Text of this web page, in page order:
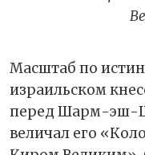
Масштаб по
израильском
перед Шарм-эш-
величал его